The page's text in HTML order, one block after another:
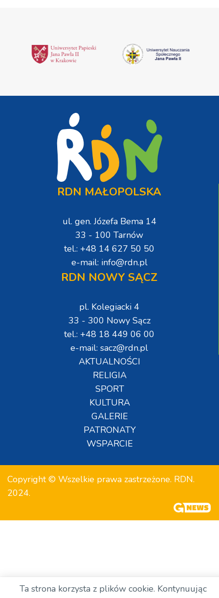
RDN MAŁOPOLSKA
ul. gen. Józefa Bema 14
33 - 100 Tarnów
tel.: +48 14 627 50 50
e-mail: info@rdn.pl
RDN NOWY SĄCZ
pl. Kolegiacki 4
33 - 300 Nowy Sącz
tel.: +48 18 449 06 00
e-mail: sacz@rdn.pl
AKTUALNOŚCI
RELIGIA
SPORT
KULTURA
GALERIE
PATRONATY
WSPARCIE
Copyright © Wszelkie prawa zastrzeżone. RDN.
2024.
Ta strona korzysta z plików cookie. Kontynuując